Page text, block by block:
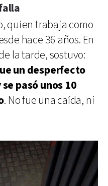
quien trabaja como
hace 36 años. En
la tarde, sostuvo:
un desperfecto
pasó unos 10
. No fue una caída, ni